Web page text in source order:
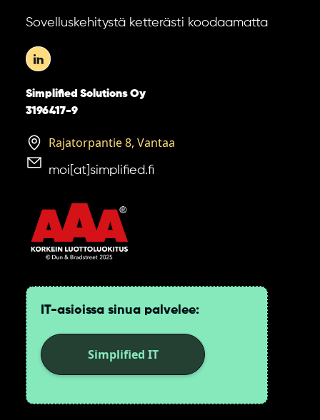
Sovelluskehitystä ketterästi koodaamatta
Simplified Solutions Oy
3196417-9
Rajatorpantie 8, Vantaa
moi[at]simplified.fi
IT-asioissa sinua palvelee:
Simplified IT